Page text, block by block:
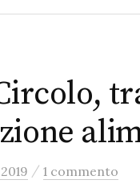
/ 1 commento